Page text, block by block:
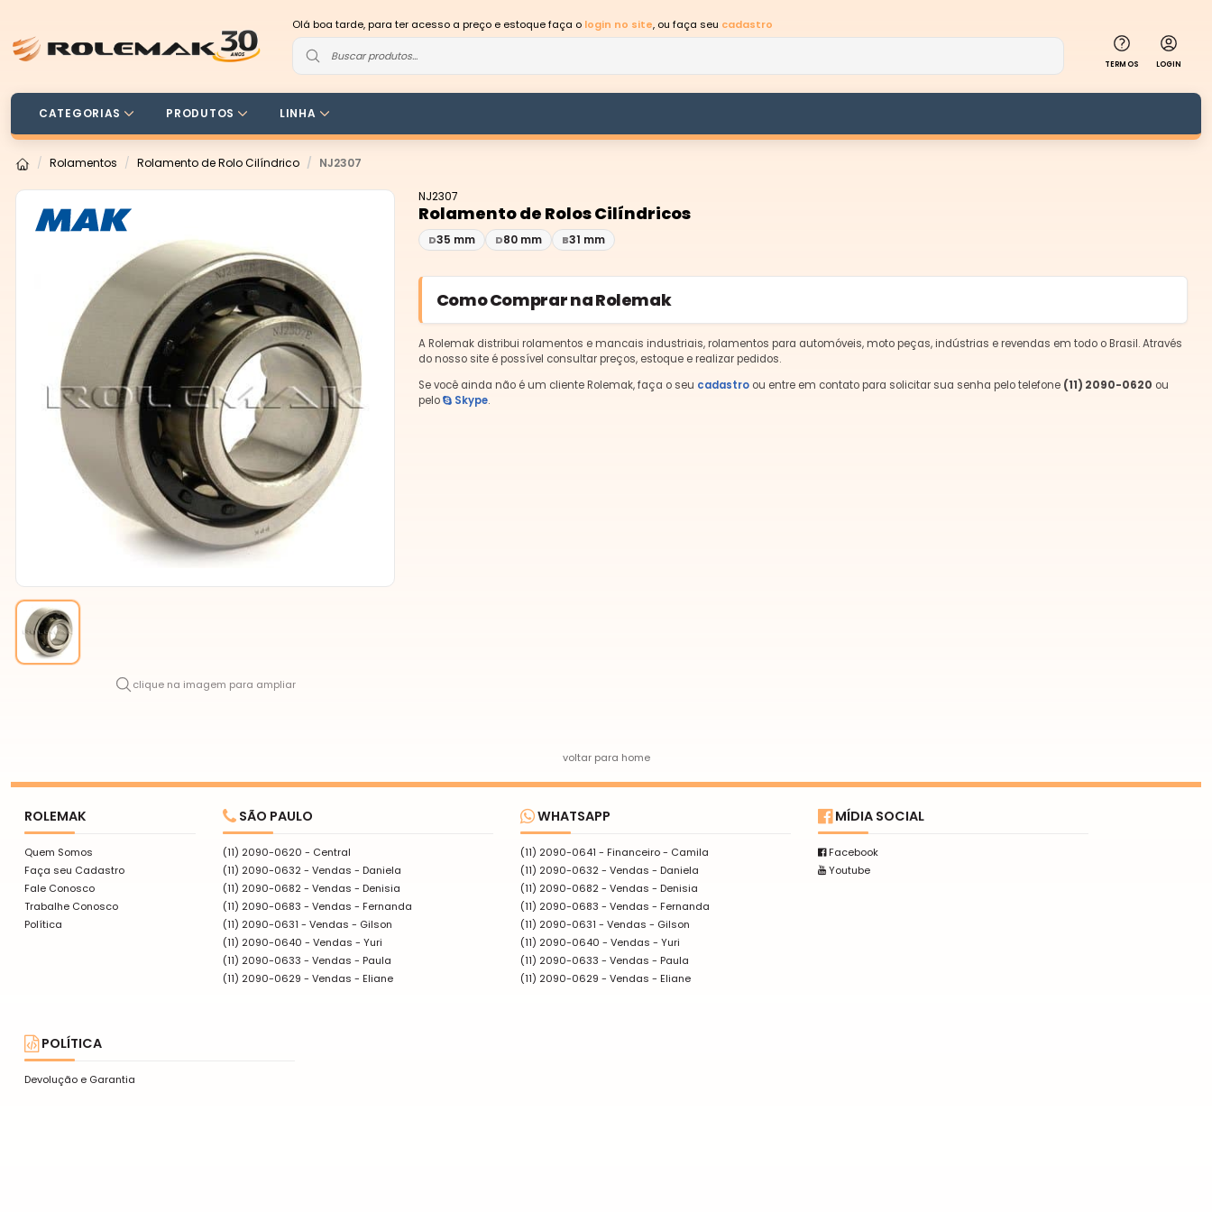
Olá boa tarde, para ter acesso a preço e estoque faça o login no site, ou faça seu cadastro
TERMOS LOGIN
CATEGORIAS PRODUTOS LINHA
Rolamentos Rolamento de Rolo Cilíndrico NJ2307
clique na imagem para ampliar
NJ2307
Rolamento de Rolos Cilíndricos
D35 mm D80 mm B31 mm
Como Comprar na Rolemak
A Rolemak distribui rolamentos e mancais industriais, rolamentos para automóveis, moto peças, indústrias e revendas em todo o Brasil. Através
do nosso site é possível consultar preços, estoque e realizar pedidos.
Se você ainda não é um cliente Rolemak, faça o seu cadastroou entre em contato para solicitar sua senha pelo telefone (11) 2090-0620 ou
pelo
Skype.
voltar para home
ROLEMAK
Quem Somos
Faça seu Cadastro
Fale Conosco
Trabalhe Conosco
Política
SÃO PAULO
(11) 2090-0620 - Central
(11) 2090-0632 - Vendas - Daniela
(11) 2090-0682 - Vendas - Denisia
(11) 2090-0683 - Vendas - Fernanda
(11) 2090-0631 - Vendas - Gilson
(11) 2090-0640 - Vendas - Yuri
(11) 2090-0633 - Vendas - Paula
(11) 2090-0629 - Vendas - Eliane
WHATSAPP
(11) 2090-0641 - Financeiro - Camila
(11) 2090-0632- Vendas - Daniela
(11) 2090-0682- Vendas - Denisia
(11) 2090-0683 - Vendas - Fernanda
(11) 2090-0631 - Vendas - Gilson
(11) 2090-0640 - Vendas - Yuri
(11) 2090-0633 - Vendas - Paula
(11) 2090-0629 - Vendas - Eliane
MÍDIA SOCIAL
Facebook
Youtube
POLÍTICA
Devolução e Garantia